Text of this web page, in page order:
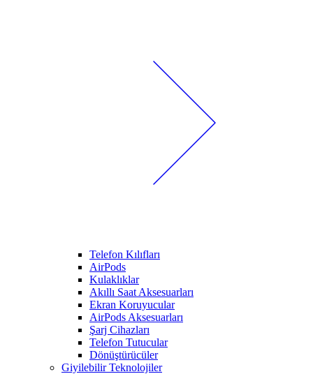
Telefon Kılıfları
AirPods
Kulaklıklar
Akıllı Saat Aksesuarları
Ekran Koruyucular
AirPods Aksesuarları
Şarj Cihazları
Telefon Tutucular
Dönüştürücüler
Giyilebilir Teknolojiler